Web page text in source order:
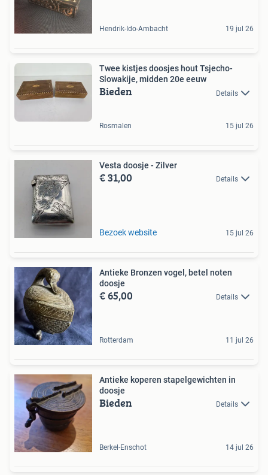
Hendrik-Ido-Ambacht 19 jul 26
Twee kistjes doosjes hout Tsjecho-
Slowakije, midden 20e eeuw
Bieden Details
Rosmalen 15 jul 26
Vesta doosje - Zilver
€ 31,00 Details
Bezoek website 15 jul 26
Antieke Bronzen vogel, betel noten
doosje
€ 65,00 Details
Rotterdam 11 jul 26
Antieke koperen stapelgewichten in
doosje
Bieden Details
Berkel-Enschot 14 jul 26